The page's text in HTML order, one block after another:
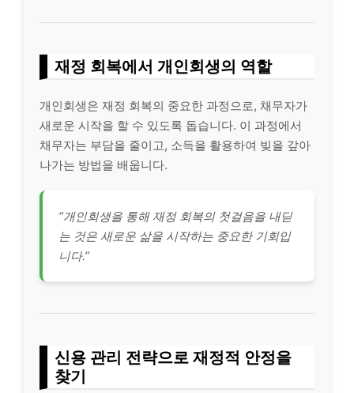
재정 회복에서 개인회생의 역할
개인회생은 재정 회복의 중요한 과정으로, 채무자가
새로운 시작을 할 수 있도록 돕습니다. 이 과정에서
채무자는 부담을 줄이고, 소득을 활용하여 빚을 갚아
나가는 방법을 배웁니다.
“개인회생을 통해 재정 회복의 첫걸음을 내딛
는 것은 새로운 삶을 시작하는 중요한 기회입
니다.”
신용 관리 전략으로 재정적 안정을
찾기